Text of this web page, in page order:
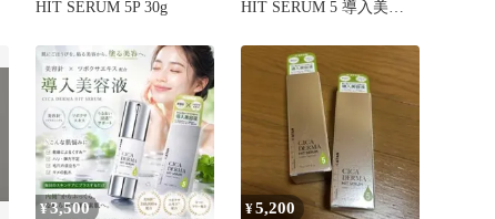
HIT SERUM 5P 30g
HIT SERUM 5 導入美容
¥3,500 ¥5,200